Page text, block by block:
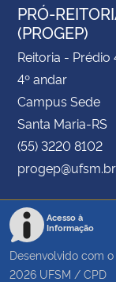
PRÓ-
(PROGEP)
Reitoria - Prédio
4º andar
Campus Sede
Santa Maria-RS
(55) 3220 8102
progep@ufsm.br
Acesso à
Informação
Desenvolvido com
2026 UFSM / CPD